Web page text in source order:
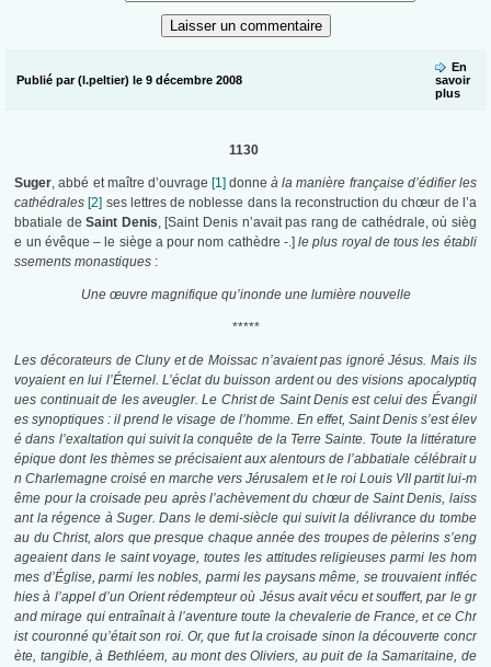
Publié par (l.peltier) le 9 décembre 2008
En
savoir
plus
1130
Suger, abbé et maître d’ouvrage [1] donneà la manière française d’édifier les
cathédrales [2] ses lettres de noblesse dans la reconstruction du chœur de l’a
bbatiale deSaint Denis, [Saint Denis n’avait pas rang de cathédrale, où sièg
e un évêque – le siège a pour nom cathèdre -.]le plus royal de tous les établi
ssements monastiques :
Une œuvre magnifique qu’inonde une lumière nouvelle
*****
Les décorateurs de Cluny et de Moissac n’avaient pas ignoré Jésus. Mais ils
voyaient en lui l’Éternel. L’éclat du buisson ardent ou des visions apocalyptiq
ues continuait de les aveugler. Le Christ de Saint Denis est celui des Évangil
es synoptiques : il prend le visage de l’homme. En effet, Saint Denis s’est élev
é dans l’exaltation qui suivit la conquête de la Terre Sainte. Toute la littérature
épique dont les thèmes se précisaient aux alentours de l’abbatiale célébrait u
n Charlemagne croisé en marche vers Jérusalem et le roi Louis VII partit lui-m
ême pour la croisade peu après l’achèvement du chœur de Saint Denis, laiss
ant la régence à Suger. Dans le demi-siècle qui suivit la délivrance du tombe
au du Christ, alors que presque chaque année des troupes de pèlerins s’eng
ageaient dans le saint voyage, toutes les attitudes religieuses parmi les hom
mes d’Église, parmi les nobles, parmi les paysans même, se trouvaient infléc
hies à l’appel d’un Orient rédempteur où Jésus avait vécu et souffert, par le gr
and mirage qui entraînait à l’aventure toute la chevalerie de France, et ce Chr
ist couronné qu’était son roi. Or, que fut la croisade sinon la découverte concr
ète, tangible, à Bethléem, au mont des Oliviers, au puit de la Samaritaine, de